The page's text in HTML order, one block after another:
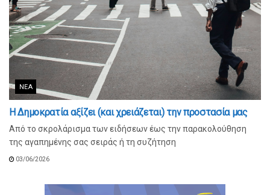
ΝΈΑ
Η Δημοκρατία αξίζει (και χρειάζεται) την προστασία μας
Από το σκρολάρισμα των ειδήσεων έως την παρακολούθηση
της αγαπημένης σας σειράς ή τη συζήτηση
03/06/2026